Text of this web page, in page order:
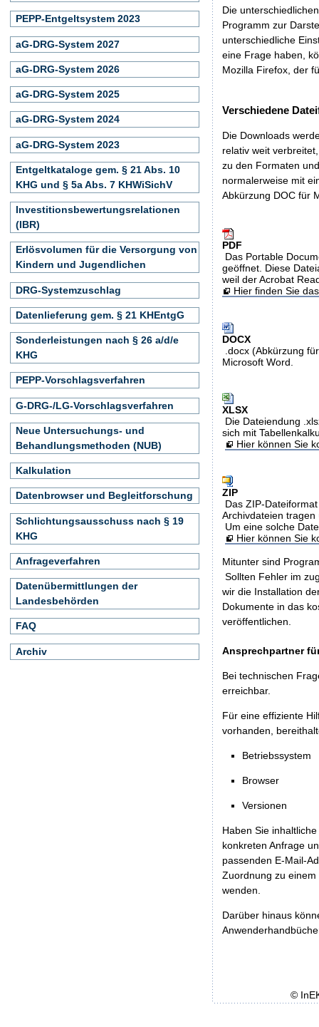
Die
Programm zur
unterschiedliche
eine Frage haben,
Mozilla Firefox, der
Verschiedene
Die Downloads
relativ weit
zu den Formaten
normalerweise mit
Abkürzung DOC für
PDF
Das Portable
geöffnet. Diese
weil der Acrobat
Hier finden Sie
DOCX
.docx (Abkürzung
Microsoft Word.
XLSX
Die Dateiendung
sich mit
Hier können Sie
ZIP
Das ZIP-
Archivdateien
Um eine solche
Hier können Sie
Mitunter sind
Sollten Fehler im
wir die Installation
Dokumente in das
veröffentlichen.
Ansprechpartner
Bei technischen
erreichbar.
Für eine effiziente
vorhanden,
Betriebssystem
Browser
Versionen
Haben Sie
konkreten Anfrage
passenden E-Mail-
Zuordnung zu
wenden.
Darüber hinaus
PEPP-Entgeltsystem 2023
aG-DRG-System 2027
aG-DRG-System 2026
aG-DRG-System 2025
aG-DRG-System 2024
aG-DRG-System 2023
Entgeltkataloge gem. § 21 Abs. 10
KHG und § 5a Abs. 7 KHWiSichV
Investitionsbewertungsrelationen
(IBR)
Erlösvolumen für die Versorgung von
Kindern und Jugendlichen
DRG-Systemzuschlag
Datenlieferung gem. § 21 KHEntgG
Sonderleistungen nach § 26 a/d/e
KHG
PEPP-Vorschlagsverfahren
G-DRG-/LG-Vorschlagsverfahren
Neue Untersuchungs- und
Behandlungsmethoden (NUB)
Kalkulation
Datenbrowser und Begleitforschung
Schlichtungsausschuss nach § 19
KHG
Anfrageverfahren
Datenübermittlungen der
Landesbehörden
FAQ
Archiv
©